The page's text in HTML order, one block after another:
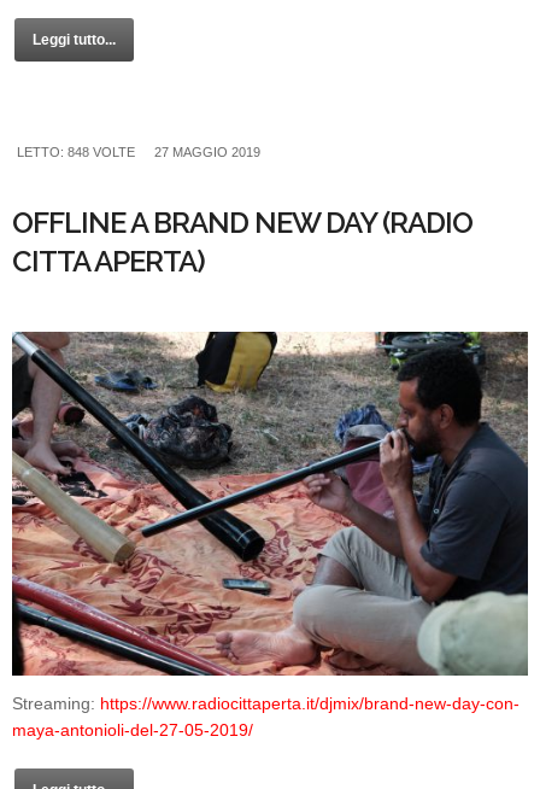
Leggi tutto...
LETTO: 848 VOLTE 27 MAGGIO 2019
OFFLINE A BRAND NEW DAY (RADIO
CITTA APERTA)
Streaming: https://www.radiocittaperta.it/djmix/brand-new-day-con-
maya-antonioli-del-27-05-2019/